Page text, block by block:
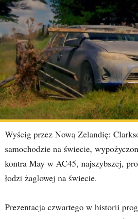
Wyścig przez Nową Zelandię:
samochodzie na świecie,
kontra May w AC45, najszybszej,
łodzi żaglowej na świecie.
Prezentacja czwartego w historii